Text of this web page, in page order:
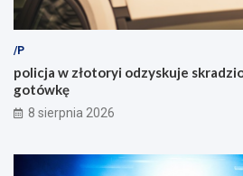
/P
policja w złotoryi odzyskuje
gotówkę
8 sierpnia 2026